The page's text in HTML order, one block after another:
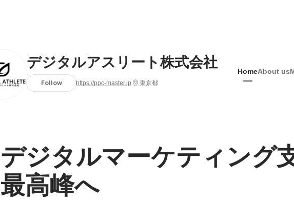
デジタルアスリート株式会社
Follow https://ppc-master.jp 東京都
HomeAbout us
デジタルマーケティング
最高峰へ